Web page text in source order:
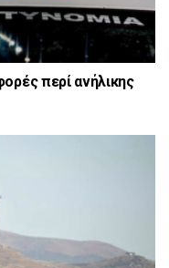
περί ανήλικης